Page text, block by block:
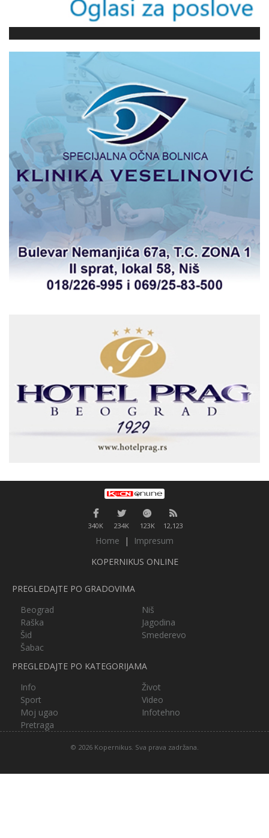
340K 234K 123K 12,123
Home |
Impresum
KOPERNIKUS ONLINE
PREGLEDAJTE PO GRADOVIMA
Beograd
Niš
Raška
Jagodina
Šid
Smederevo
Šabac
PREGLEDAJTE PO KATEGORIJAMA
Info
Život
Sport
Video
Moj ugao
Infotehno
Pretraga
© 2026 Kopernikus. Sva prava zadržana.